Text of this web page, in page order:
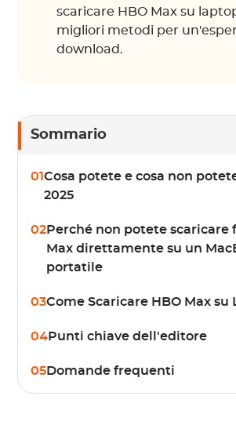
scaricare HBO Max su
migliori metodi per
download.
Sommario
01Cosa potete e cosa non
2025
02Perché non potete scaricare
Max direttamente su un
portatile
03Come Scaricare HBO Max su
04Punti chiave dell'editore
05Domande frequenti